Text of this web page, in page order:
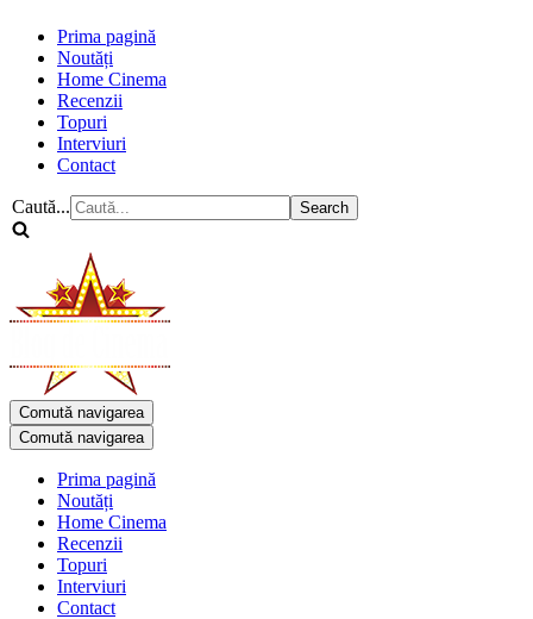
Prima pagină
Noutăți
Home Cinema
Recenzii
Topuri
Interviuri
Contact
Caută...
Comută navigarea
Comută navigarea
Prima pagină
Noutăți
Home Cinema
Recenzii
Topuri
Interviuri
Contact